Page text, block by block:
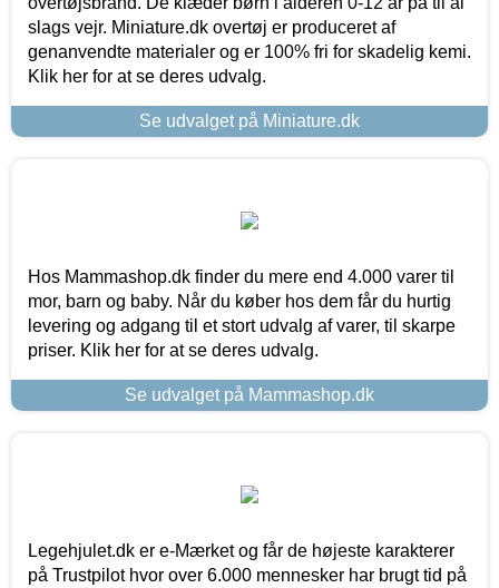
slags vejr. Miniature.dk overtøj er produceret af
genanvendte materialer og er 100% fri for skadelig kemi.
Klik her for at se deres udvalg.
Se udvalget på Miniature.dk
Hos Mammashop.dk finder du mere end 4.000 varer til
mor, barn og baby. Når du køber hos dem får du hurtig
levering og adgang til et stort udvalg af varer, til skarpe
priser. Klik her for at se deres udvalg.
Se udvalget på Mammashop.dk
Legehjulet.dk er e-Mærket og får de højeste karakterer
på Trustpilot hvor over 6.000 mennesker har brugt tid på